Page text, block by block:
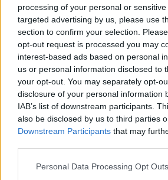
processing of your personal or
targeted advertising by us, please use
section to confirm your selection.
opt-out request is processed you may
interest-based ads based on personal
us or personal information disclosed to
your opt-out. You may separately opt-
disclosure of your personal information
IAB’s list of downstream participants.
also be disclosed by us to third parties
Downstream Participants that may
Personal Data Processing Opt Outs
Simone GESI (Zebre Parma, 1
Edoardo PADOVANI
caps)*
Lorenzo PANI (Zebre Parma,
integrato in rosa dal 22
Questi i prossimi
Raduno 4-5 gennaio, Verona